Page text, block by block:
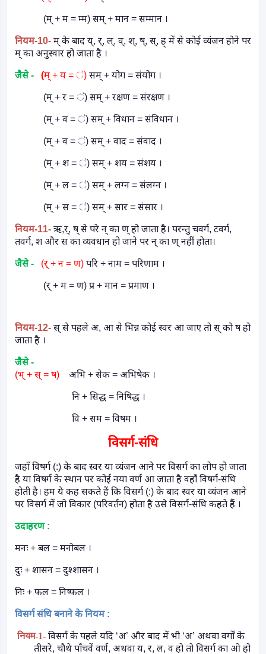
(म् + म = म्म) सम् + मान = सम्मान ।
नियम-10- म् के बाद य्, र्, ल्, व्, श्, ष्, स्, ह् में से कोई व्यंजन होने पर
म् का अनुस्वार हो जाता है ।
जैसे - (म् + य = ं) सम् + योग = संयोग ।
(म् + र = ं) सम् + रक्षण = संरक्षण ।
(म् + व = ं) सम् + विधान = संविधान ।
(म् + व = ं) सम् + वाद = संवाद ।
(म् + श = ं) सम् + शय = संशय ।
(म् + ल = ं) सम् + लग्न = संलग्न ।
(म् + स = ं) सम् + सार = संसार ।
नियम-11- ऋ,र्, ष् से परे न् का ण् हो जाता है। परन्तु चवर्ग, टवर्ग,
तवर्ग, श और स का व्यवधान हो जाने पर न् का ण् नहीं होता।
जैसे - (र् + न = ण) परि + नाम = परिणाम ।
(र् + म = ण) प्र + मान = प्रमाण ।
नियम-12- स् से पहले अ, आ से भिन्न कोई स्वर आ जाए तो स् को ष हो
जाता है ।
जैसे -
(भ् + स् = ष)
अभि + सेक = अभिषेक ।
नि + सिद्ध = निषिद्ध ।
वि + सम = विषम ।
विसर्ग-संधि
जहाँ विषर्ग (:) के बाद स्वर या व्यंजन आने पर विसर्ग का लोप हो जाता
है या विषर्ग के स्थान पर कोई नया वर्ण आ जाता है वहाँ विषर्ग-संधि
होती है। हम ये कह सकते हैं कि विसर्ग (:) के बाद स्वर या व्यंजन आने
पर विसर्ग में जो विकार (परिवर्तन) होता है उसे विसर्ग-संधि कहते हैं ।
उदाहरण :
मनः + बल = मनोबल ।
दुः + शासन = दुश्शासन ।
निः + फल = निष्फल ।
विसर्ग संधि बनाने के नियम :
नियम-1- विसर्ग के पहले यदि ‘अ’ और बाद में भी ‘अ’ अथवा वर्गों के
तीसरे, चौथे पाँचवें वर्ण, अथवा य, र, ल, व हो तो विसर्ग का ओ हो